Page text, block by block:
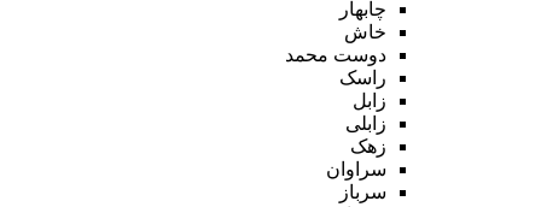
چابهار
خاش
دوست محمد
راسک
زابل
زابلی
زهک
سراوان
سرباز